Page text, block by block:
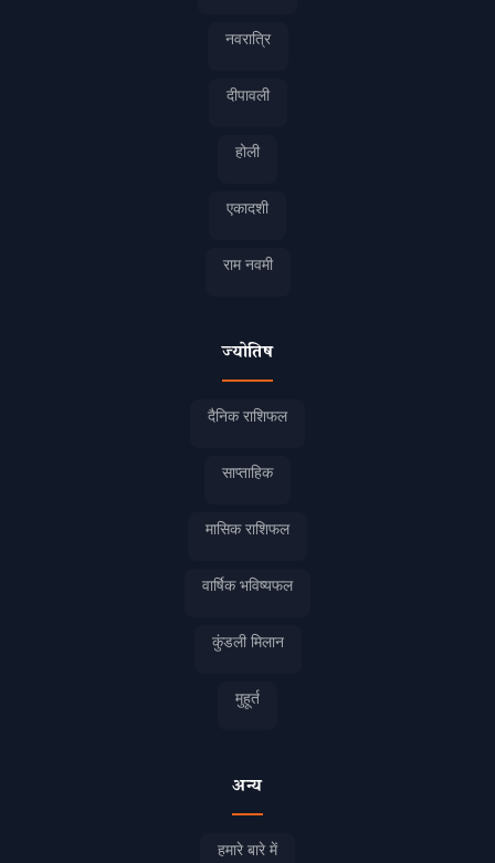
नवरात्रि
दीपावली
होली
एकादशी
राम नवमी
ज्योतिष
दैनिक राशिफल
साप्ताहिक
मासिक राशिफल
वार्षिक भविष्यफल
कुंडली मिलान
मुहूर्त
अन्य
हमारे बारे में